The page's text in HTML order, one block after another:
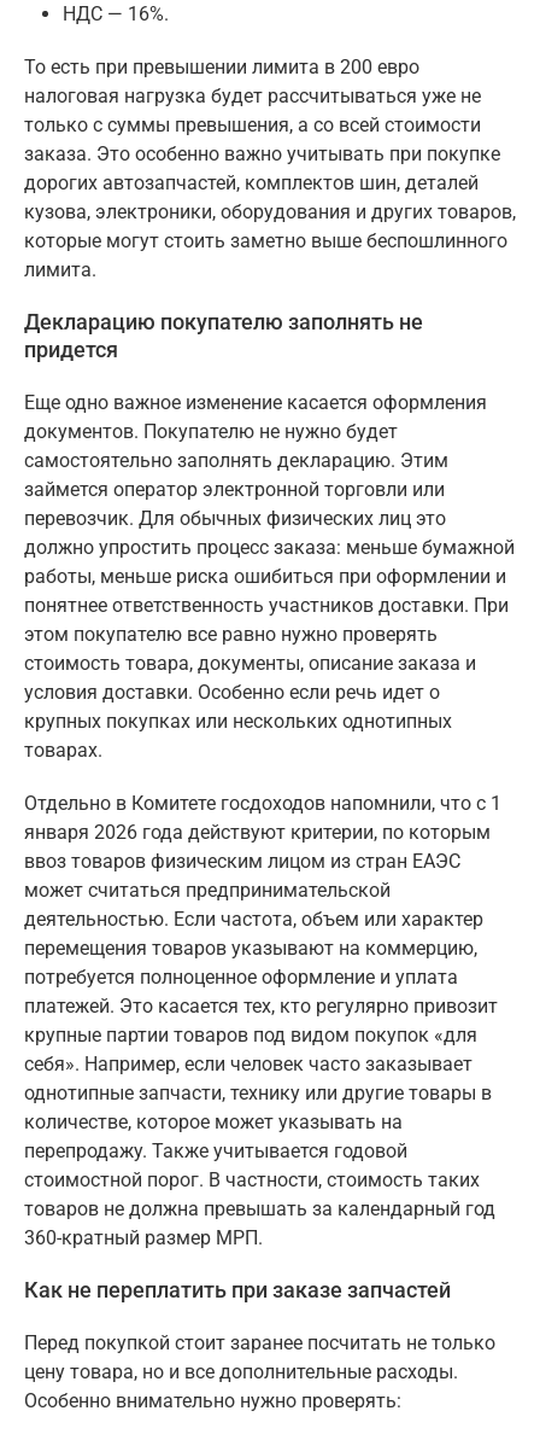
НДС — 16%.
То есть при превышении лимита в 200 евро
налоговая нагрузка будет рассчитываться уже не
только с суммы превышения, а со всей стоимости
заказа. Это особенно важно учитывать при покупке
дорогих автозапчастей, комплектов шин, деталей
кузова, электроники, оборудования и других товаров,
которые могут стоить заметно выше беспошлинного
лимита.
Декларацию покупателю заполнять не
придется
Еще одно важное изменение касается оформления
документов. Покупателю не нужно будет
самостоятельно заполнять декларацию. Этим
займется оператор электронной торговли или
перевозчик. Для обычных физических лиц это
должно упростить процесс заказа: меньше бумажной
работы, меньше риска ошибиться при оформлении и
понятнее ответственность участников доставки. При
этом покупателю все равно нужно проверять
стоимость товара, документы, описание заказа и
условия доставки. Особенно если речь идет о
крупных покупках или нескольких однотипных
товарах.
Отдельно в Комитете госдоходов напомнили, что с 1
января 2026 года действуют критерии, по которым
ввоз товаров физическим лицом из стран ЕАЭС
может считаться предпринимательской
деятельностью. Если частота, объем или характер
перемещения товаров указывают на коммерцию,
потребуется полноценное оформление и уплата
платежей. Это касается тех, кто регулярно привозит
крупные партии товаров под видом покупок «для
себя». Например, если человек часто заказывает
однотипные запчасти, технику или другие товары в
количестве, которое может указывать на
перепродажу. Также учитывается годовой
стоимостной порог. В частности, стоимость таких
товаров не должна превышать за календарный год
360-кратный размер МРП.
Как не переплатить при заказе запчастей
Перед покупкой стоит заранее посчитать не только
цену товара, но и все дополнительные расходы.
Особенно внимательно нужно проверять: